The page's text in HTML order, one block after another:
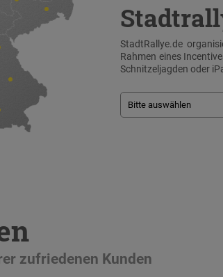
StadtRallye.de
Rahmen eines
Schnitzeljagden oder
zufriedenen Kunden